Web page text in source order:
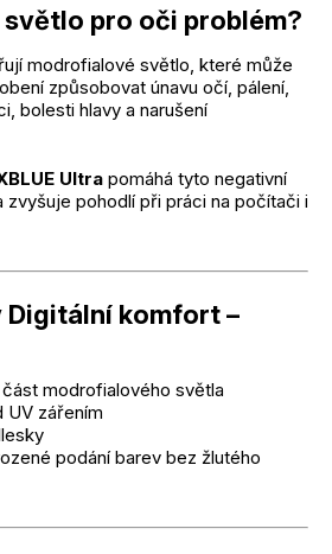
pro oči problém?
modrofialové světlo, které může
způsobovat únavu očí, pálení,
bolesti hlavy a narušení
Ultra pomáhá tyto negativní
zvyšuje pohodlí při práci na počítači i
Digitální komfort –
modrofialového světla
UV zářením
podání barev bez žlutého